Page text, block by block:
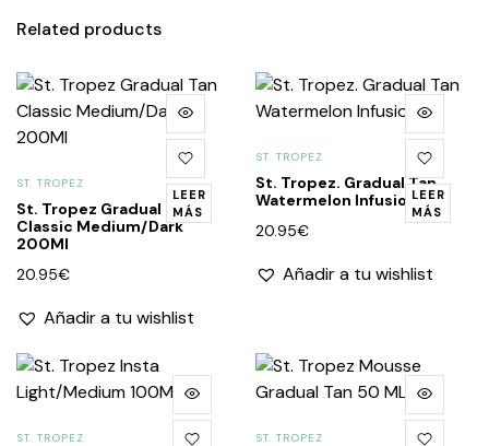
Related products
LEER
MÁS
ST. TROPEZ
St. Tropez Gradual Tan
Classic Medium/Dark
200Ml
20.95€
Añadir a tu wishlist
LEER
MÁS
ST. TROPEZ
St. Tropez. Gradual Tan
Watermelon Infusion
20.95€
Añadir a tu wishlist
ST. TROPEZ ST. TROPEZ